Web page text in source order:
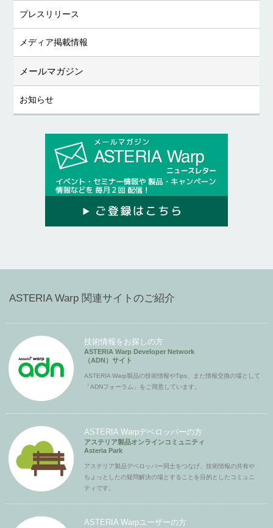
プレスリリース
メディア掲載情報
メールマガジン
お知らせ
ASTERIA Warp 関連サイトのご紹介
技術情報をお探しの方
ASTERIA Warp Developer Network
（ADN）サイト
ASTERIA Warp製品の技術情報やTips、また情報交換の場として
「ADNフォーラム」をご用意しています。
ASTERIA Warpデベロッパーの方
アステリア製品オンラインコミュニティ
Asteria Park
アステリア製品デベロッパー同士をつなげ、技術情報の共有や
ちょっとしたの疑問解決の場とすることを目的としたコミュニ
ティです。
ASTERIA Warpユーザーの方